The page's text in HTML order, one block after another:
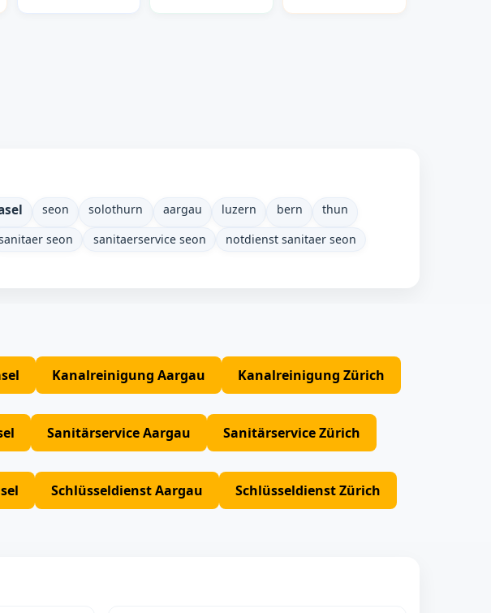
seon solothurn aargau luzern bern
thun
seon sanitaerservice seon
notdienst sanitaer seon
Kanalreinigung Aargau Kanalreinigung Zürich
Sanitärservice Aargau Sanitärservice Zürich
Schlüsseldienst Aargau Schlüsseldienst Zürich